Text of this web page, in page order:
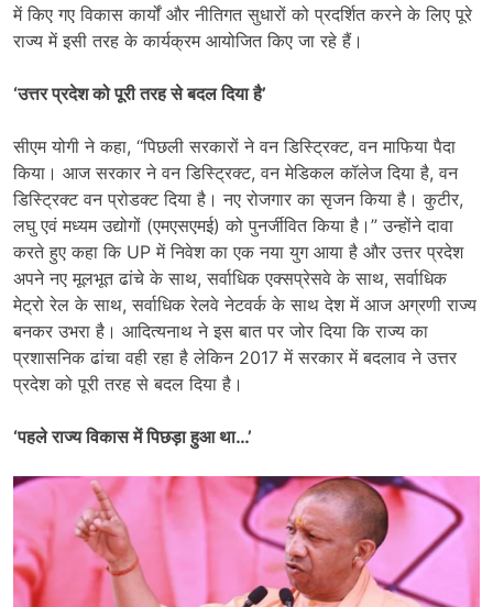
में किए गए विकास कार्यों और नीतिगत सुधारों को प्रदर्शित करने के लिए पूरे
राज्य में इसी तरह के कार्यक्रम आयोजित किए जा रहे हैं।
‘उत्तर प्रदेश को पूरी तरह से बदल दिया है’
सीएम योगी ने कहा, ‘‘पिछली सरकारों ने वन डिस्ट्रिक्ट, वन माफिया पैदा
किया। आज सरकार ने वन डिस्ट्रिक्ट, वन मेडिकल कॉलेज दिया है, वन
डिस्ट्रिक्ट वन प्रोडक्ट दिया है। नए रोजगार का सृजन किया है। कुटीर,
लघु एवं मध्यम उद्योगों (एमएसएमई) को पुनर्जीवित किया है।” उन्होंने दावा
करते हुए कहा कि UP में निवेश का एक नया युग आया है और उत्तर प्रदेश
अपने नए मूलभूत ढांचे के साथ, सर्वाधिक एक्सप्रेसवे के साथ, सर्वाधिक
मेट्रो रेल के साथ, सर्वाधिक रेलवे नेटवर्क के साथ देश में आज अग्रणी राज्य
बनकर उभरा है। आदित्यनाथ ने इस बात पर जोर दिया कि राज्य का
प्रशासनिक ढांचा वही रहा है लेकिन 2017 में सरकार में बदलाव ने उत्तर
प्रदेश को पूरी तरह से बदल दिया है।
‘पहले राज्य विकास में पिछड़ा हुआ था…’